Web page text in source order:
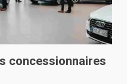
concessionnaires